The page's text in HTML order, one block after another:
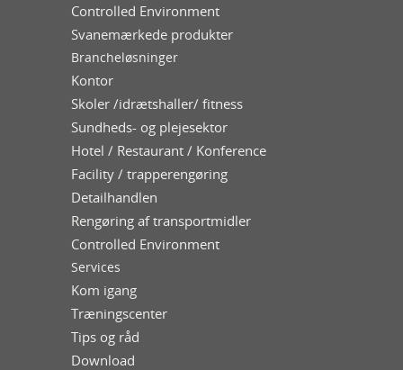
Controlled Environment
Svanemærkede produkter
Brancheløsninger
Kontor
Skoler /idrætshaller/ fitness
Sundheds- og plejesektor
Hotel / Restaurant / Konference
Facility / trapperengøring
Detailhandlen
Rengøring af transportmidler
Controlled Environment
Services
Kom igang
Træningscenter
Tips og råd
Download